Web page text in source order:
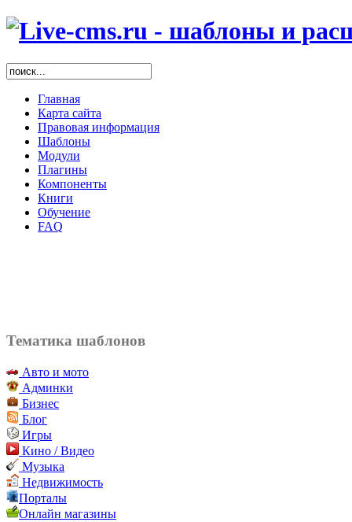
Главная
Карта сайта
Правовая информация
Шаблоны
Модули
Плагины
Компоненты
Книги
Обучение
FAQ
Тематика шаблонов
Авто и мото
Админки
Бизнес
Блог
Игры
Кино / Видео
Музыка
Недвижимость
Порталы
Онлайн магазины